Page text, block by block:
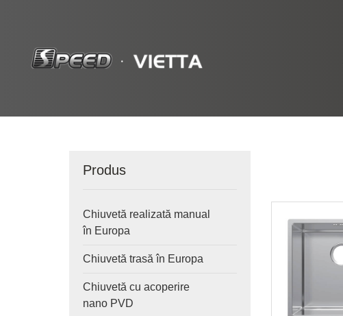
Produs
Chiuvetă realizată manual
în Europa
Chiuvetă trasă în Europa
Chiuvetă cu acoperire
nano PVD